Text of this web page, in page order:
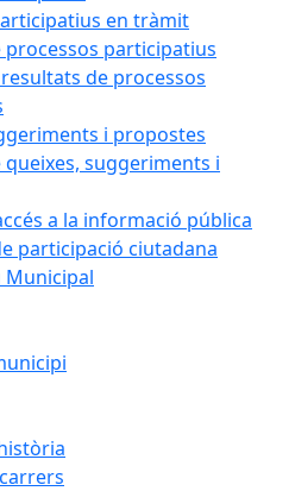
en tràmit
processos participatius
de processos
i propostes
queixes, suggeriments i
a la informació pública
participació ciutadana
Municipal